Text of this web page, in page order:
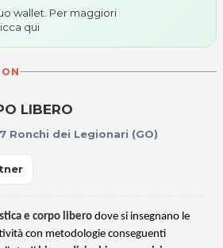
wallet. Per maggiori
qui
LIBERO
Ronchi dei Legionari (GO)
e corpo libero dove si insegnano le
con metodologie conseguenti